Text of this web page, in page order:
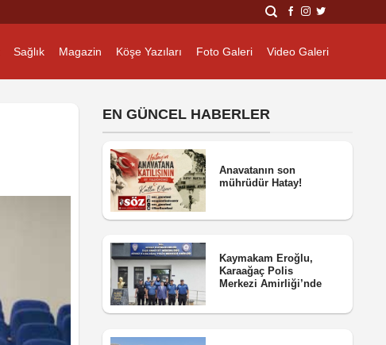
Sağlık Magazin Köşe Yazıları Foto Galeri Video Galeri
EN GÜNCEL HABERLER
Anavatanın son
mührüdür Hatay!
Kaymakam Eroğlu,
Karaağaç Polis
Merkezi Amirliği’nde